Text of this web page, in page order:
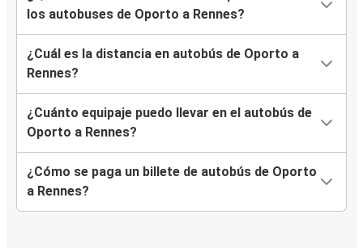
los autobuses de Oporto a Rennes?
¿Cuál es la distancia en autobús de Oporto a
Rennes?
¿Cuánto equipaje puedo llevar en el autobús de
Oporto a Rennes?
¿Cómo se paga un billete de autobús de Oporto
a Rennes?